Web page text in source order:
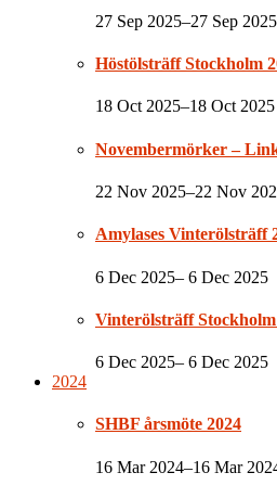
27 Sep 2025–27 Sep 2025
Höstölsträff Stockholm
18 Oct 2025–18 Oct 2025
Novembermörker –
22 Nov 2025–22 Nov
Amylases Vinterölsträff
6 Dec 2025– 6 Dec 2025
Vinterölsträff Stockholm
6 Dec 2025– 6 Dec 2025
2024
SHBF årsmöte 2024
16 Mar 2024–16 Mar